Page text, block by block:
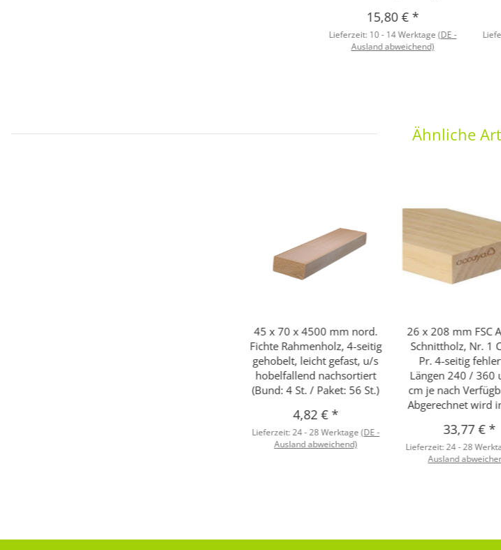
15,80 € *
Lieferzeit: 10 - 14 Werktage (DE -
Ausland abweichend)
Ähnliche
45 x 70 x 4500 mm nord.
Fichte Rahmenholz, 4-seitig
gehobelt, leicht gefast, u/s
hobelfallend nachsortiert
(Bund: 4 St. / Paket: 56 St.)
4,82 € *
Lieferzeit:24 - 28 Werktage(DE -
Ausland abweichend)
26 x 208 mm FSC
Schnittholz, Nr. 1
Pr. 4-seitig
Längen 240 / 360
cm je nach
Abgerechnet wird
33,77 € *
Lieferzeit:24 - 28
Ausland